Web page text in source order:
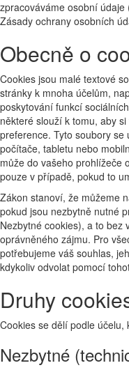
zpracováváme osobní
Zásady ochrany osobních
Obecně o
Cookies jsou malé textové
stránky k mnoha účelům,
poskytování funkcí
některé slouží k tomu, aby
preference. Tyto soubory
počítače, tabletu nebo
může do vašeho prohlížeče
pouze v případě, pokud to
Zákon stanoví, že můžeme
pokud jsou nezbytně nutné
Nezbytné cookies), a to bez
oprávněného zájmu. Pro
potřebujeme váš souhlas,
kdykoliv odvolat pomocí
Druhy
Cookies se dělí podle
Nezbytné